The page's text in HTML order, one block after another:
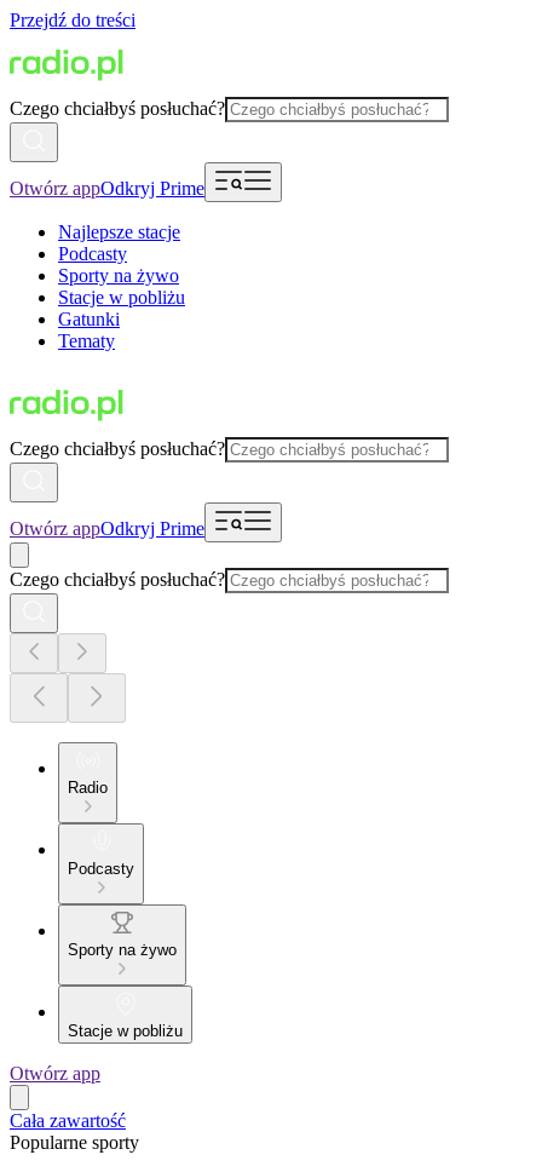
Przejdź do treści
Czego chciałbyś posłuchać?
Otwórz appOdkryj Prime
Najlepsze stacje
Podcasty
Sporty na żywo
Stacje w pobliżu
Gatunki
Tematy
Czego chciałbyś posłuchać?
Otwórz appOdkryj Prime
Czego chciałbyś posłuchać?
Radio
Podcasty
Sporty na żywo
Stacje w pobliżu
Otwórz app
Cała zawartość
Popularne sporty